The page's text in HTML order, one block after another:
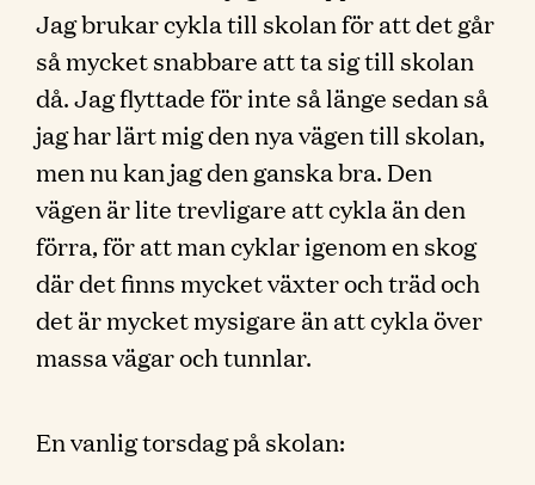
Jag brukar cykla till skolan för att det går
så mycket snabbare att ta sig till skolan
då. Jag flyttade för inte så länge sedan så
jag har lärt mig den nya vägen till skolan,
men nu kan jag den ganska bra. Den
vägen är lite trevligare att cykla än den
förra, för att man cyklar igenom en skog
där det finns mycket växter och träd och
det är mycket mysigare än att cykla över
massa vägar och tunnlar.
En vanlig torsdag på skolan: